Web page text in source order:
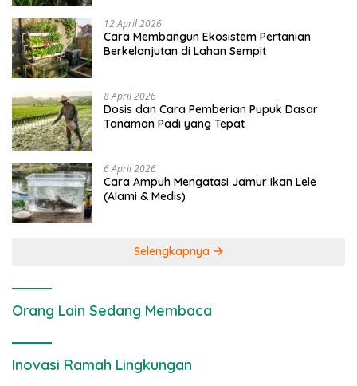
12 April 2026
Cara Membangun Ekosistem Pertanian
Berkelanjutan di Lahan Sempit
8 April 2026
Dosis dan Cara Pemberian Pupuk Dasar
Tanaman Padi yang Tepat
6 April 2026
Cara Ampuh Mengatasi Jamur Ikan Lele
(Alami & Medis)
Selengkapnya
Orang Lain Sedang Membaca
Inovasi Ramah Lingkungan